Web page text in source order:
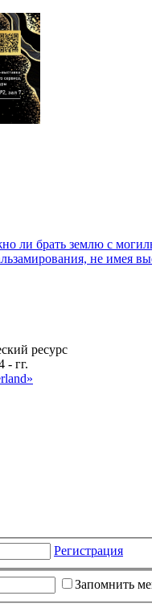
ли брать землю с
не имея
ресурс
- гг.
Регистрация
Запомнить